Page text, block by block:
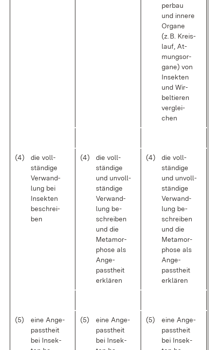
per­bau
und in­ne­re
Or­ga­ne
(z. B. Kreis­
lauf, At­
mungs­or­
ga­ne) von
In­sek­ten
und Wir­
bel­tie­ren
ver­glei­
chen
(4)
die voll­
stän­di­ge
Ver­wand­
lung bei
In­sek­ten
be­schrei­
ben
(4)
die voll­
stän­di­ge
und un­voll­
stän­di­ge
Ver­wand­
lung be­
schrei­ben
und die
Me­ta­mor­
pho­se als
An­ge­
passt­heit
er­klä­ren
(4)
die voll­
stän­di­ge
und un­voll­
stän­di­ge
Ver­wand­
lung be­
schrei­ben
und die
Me­ta­mor­
pho­se als
An­ge­
passt­heit
er­klä­ren
(5)
ei­ne An­ge­
passt­heit
bei In­sek­
(5)
ei­ne An­ge­
passt­heit
bei In­sek­
(5)
ei­ne An­ge­
passt­heit
bei In­sek­